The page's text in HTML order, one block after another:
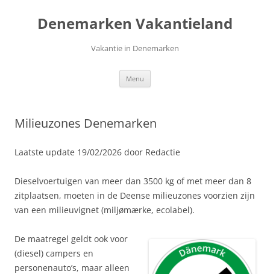
inhoudDenemarken Vakantieland
Vakantie in Denemarken
Menu
Milieuzones Denemarken
Laatste update 19/02/2026 door Redactie
Dieselvoertuigen van meer dan 3500 kg of met meer dan 8
zitplaatsen, moeten in de Deense milieuzones voorzien zijn
van een milieuvignet (miljømærke, ecolabel).
De maatregel geldt ook voor
(diesel) campers en
personenauto’s, maar alleen